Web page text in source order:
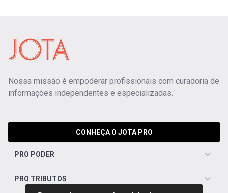
Nossa missão é empoderar profissionais com curadoria de
informações independentes e especializadas.
CONHEÇA O JOTA PRO
PRO PODER
PRO TRIBUTOS